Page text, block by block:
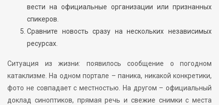
вести на официальные организации или признанных
спикеров.
Сравните новость сразу на нескольких независимых
ресурсах.
Ситуация из жизни: появилось сообщение о погодном
катаклизме. На одном портале – паника, никакой конкретики,
фото не совпадает с местностью. На другом – официальный
доклад синоптиков, прямая речь и свежие снимки с места